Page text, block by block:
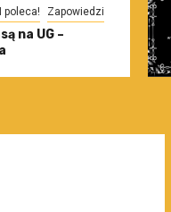
poleca! Zapowiedzi
na UG –